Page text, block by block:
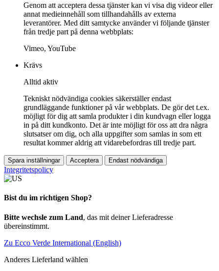
Genom att acceptera dessa tjänster kan vi visa dig videor eller
annat medieinnehåll som tillhandahålls av externa
leverantörer. Med ditt samtycke använder vi följande tjänster
från tredje part på denna webbplats:
Vimeo, YouTube
Krävs
Alltid aktiv
Tekniskt nödvändiga cookies säkerställer endast
grundläggande funktioner på vår webbplats. De gör det t.ex.
möjligt för dig att samla produkter i din kundvagn eller logga
in på ditt kundkonto. Det är inte möjligt för oss att dra några
slutsatser om dig, och alla uppgifter som samlas in som ett
resultat kommer aldrig att vidarebefordras till tredje part.
Spara inställningar Acceptera Endast nödvändiga
Integritetspolicy
Bist du im richtigen Shop?
Bitte wechsle zum Land, das mit deiner Lieferadresse
übereinstimmt.
Zu Ecco Verde International (English)
Anderes Lieferland wählen